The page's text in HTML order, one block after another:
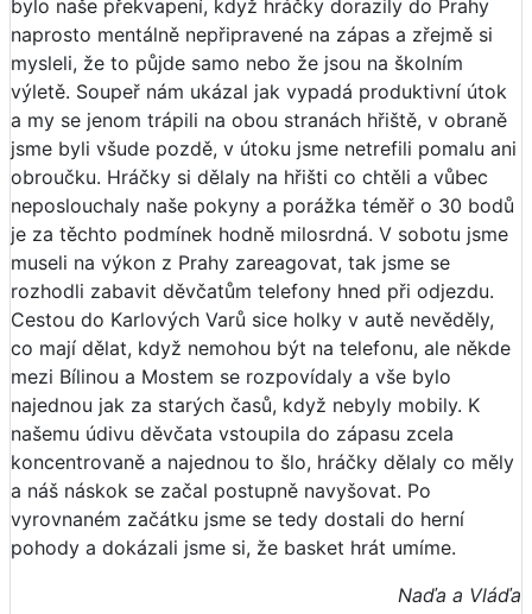
bylo naše překvapení, když hráčky dorazily do Prahy
naprosto mentálně nepřipravené na zápas a zřejmě si
mysleli, že to půjde samo nebo že jsou na školním
výletě. Soupeř nám ukázal jak vypadá produktivní útok
a my se jenom trápili na obou stranách hřiště, v obraně
jsme byli všude pozdě, v útoku jsme netrefili pomalu ani
obroučku. Hráčky si dělaly na hřišti co chtěli a vůbec
neposlouchaly naše pokyny a porážka téměř o 30 bodů
je za těchto podmínek hodně milosrdná. V sobotu jsme
museli na výkon z Prahy zareagovat, tak jsme se
rozhodli zabavit děvčatům telefony hned při odjezdu.
Cestou do Karlových Varů sice holky v autě nevěděly,
co mají dělat, když nemohou být na telefonu, ale někde
mezi Bílinou a Mostem se rozpovídaly a vše bylo
najednou jak za starých časů, když nebyly mobily. K
našemu údivu děvčata vstoupila do zápasu zcela
koncentrovaně a najednou to šlo, hráčky dělaly co měly
a náš náskok se začal postupně navyšovat. Po
vyrovnaném začátku jsme se tedy dostali do herní
pohody a dokázali jsme si, že basket hrát umíme.
Naďa a Vláďa